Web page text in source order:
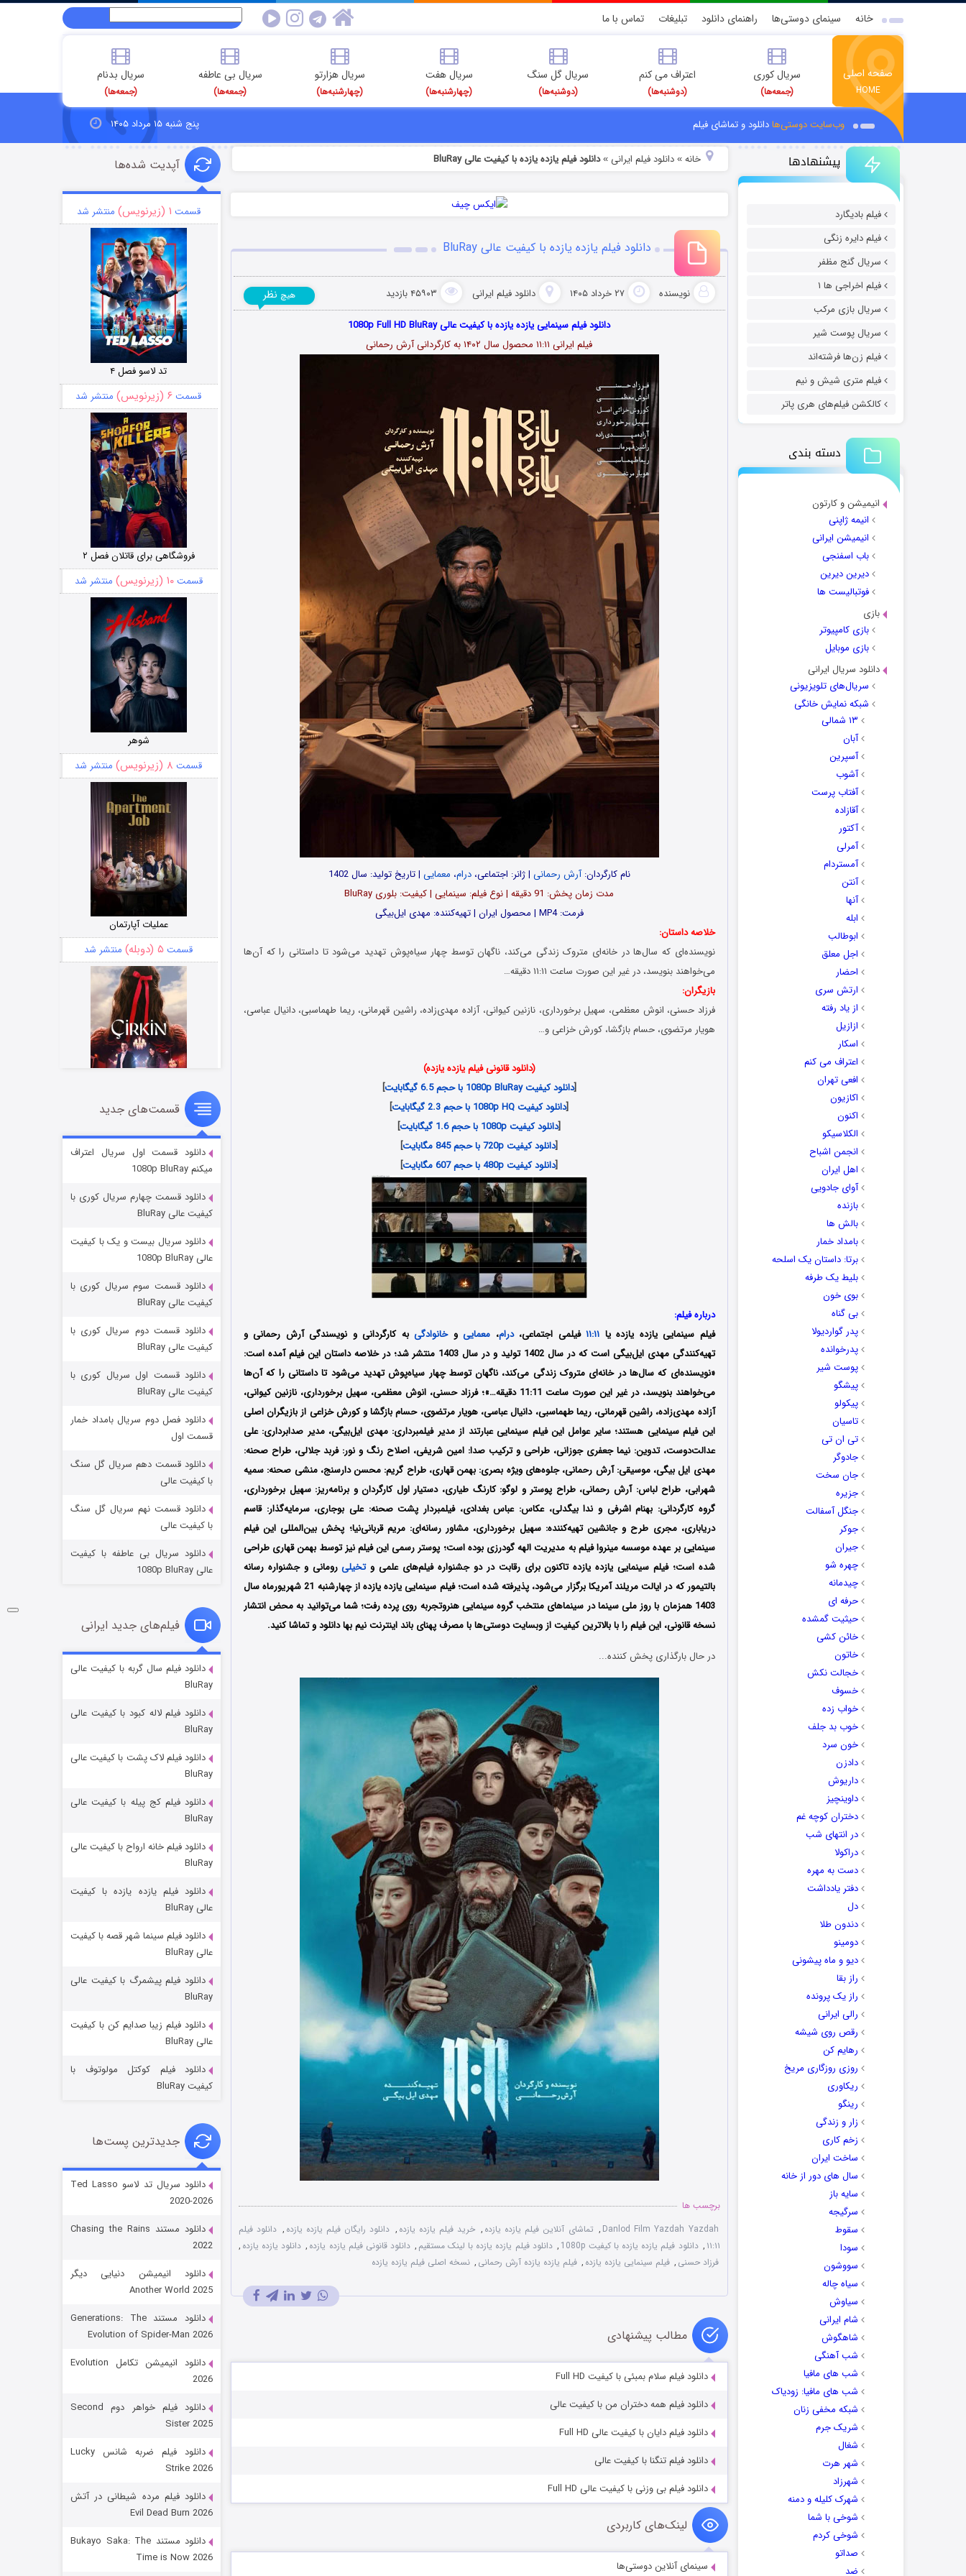
خانه سینمای دوستی‌ها راهنمای دانلود تبلیغات تماس با ما
صفحه اصلی
HOME
سریال کوری
(جمعه‌ها)
اعتراف می کنم
(دوشنبه‌ها)
سریال گل سنگ
(دوشنبه‌ها)
سریال هفت
(چهارشنبه‌ها)
سریال هزارتو
(چهارشنبه‌ها)
سریال بی عاطفه
(جمعه‌ها)
سریال بدنام
(جمعه‌ها)
وب‌سایت دوستی‌هادانلود و تماشای فیلم پنج شنبه ۱۵ مرداد ۱۴۰۵
پیشنهادها
فیلم بادیگارد
فیلم دایره زنگی
سریال گنج مظفر
فیلم اخراجی ها ۱
سریال بازی مرکب
سریال پوست شیر
فیلم زن‌ها فرشته‌اند
فیلم متری شیش و نیم
کالکشن فیلم‌های هری پاتر
دسته بندی
انیمیشن و کارتون
انیمه ژاپنی
انیمیشن ایرانی
باب اسفنجی
دیرین دیرین
فوتبالیست ها
بازی
بازی کامپیوتر
بازی موبایل
دانلود سریال ایرانی
سریال‌های تلویزیونی
شبکه نمایش خانگی
۱۳ شمالی
آبان
آسپرین
آشوب
آفتاب پرست
آقازاده
آکتور
آمرلی
آمستردام
آنتن
آنها
ابله
ابوطالب
اجل معلق
احضار
ارتش سری
از یاد رفته
ازازیل
اسکار
اعتراف می کنم
افعی تهران
اکازیون
اکنون
الکلاسیکو
انجمن اشباح
اهل ایران
آوای جادویی
بازنده
بالش ها
بامداد خمار
برتا: داستان یک اسلحه
بلیط یک‌‌ طرفه
بوی خون
بی گناه
پدر گواردیولا
پدرخوانده
پوست شیر
پیشگو
پیکولو
تاسیان
تی ان تی
جادوگر
جان سخت
جزیره
جنگل آسفالت
جوکر
جیران
چهره شو
چیدمانه
حرفه ای
حیثیت گمشده
خائن کشی
خاتون
خجالت نکش
خسوف
خواب زده
خوب بد جلف
خون سرد
دادزن
داریوش
داوینچیز
دختران کوچه غم
در انتهای شب
دراکولا
دست به مهره
دفتر یادداشت
دل
دندون طلا
دومینو
دیو و ماه پیشونی
راز بقا
راز یک پرونده
رالی ایرانی
رقص روی شیشه
رهایم کن
روزی روزگاری مریخ
ریکاوری
رینگو
زار و زندگی
زخم کاری
ساخت ایران
سال های دور از خانه
سایه باز
سرگیجه
سقوط
سودا
سووشون
سیاه چاله
سیاوش
شام ایرانی
شاهگوش
شب آهنگی
شب های مافیا
شب های مافیا: زودیاک
شبکه مخفی زنان
شریک جرم
شغال
شهر هرت
شهرزاد
شهرک کلیله و دمنه
شوخی با شما
شوخی کردم
صداتو
ضد
خانه» دانلود فیلم‌ ایرانی »دانلود فیلم یازده یازده با کیفیت عالی BluRay
دانلود فیلم یازده یازده با کیفیت عالی BluRay
نویسنده ۲۷ خرداد ۱۴۰۵ دانلود فیلم‌ ایرانی ۴۵۹۰۳ بازدید هیچ نظر
دانلود فیلم سینمایی یازده یازده با کیفیت عالی 1080p Full HD BluRay
فیلم ایرانی ۱۱:۱۱ محصول سال ۱۴۰۲ به کارگردانی آرش رحمانی
نام کارگردان:آرش رحمانی | ژانر: اجتماعی،درام، معمایی | تاریخ تولید: سال 1402
مدت‌‌ زمان پخش: 91 دقیقه | نوع فیلم: سینمایی | کیفیت: بلوری BluRay
فرمت: MP4 | محصول ایران | تهیه‎‌کننده: مهدی ایل‌بیگی
خلاصه داستان:
نویسنده‌ای که سال‌ها در خانه‌ای متروک زندگی می‌کند، ناگهان توسط چهار سیاه‌پوش تهدید می‌شود تا داستانی را که آن‌ها
می‌خواهند بنویسد، در غیر این صورت ساعت ۱۱:۱۱ دقیقه…
بازیگران:
فرزاد حسنی، انوش معظمی، سهیل برخورداری، نازنین کیوانی، آزاده مهدی‌زاده، راشین قهرمانی، ریما طهماسبی، دانیال عباسی،
هویار مرتضوی، حسام بازگشا، کورش خزاعی و…
(دانلود قانونی فیلم یازده یازده)
[دانلود کیفیت 1080p BluRay با حجم 6.5 گیگابایت
]
[دانلود کیفیت 1080p HQ با حجم 2.3 گیگابایت
]
[دانلود کیفیت 1080p با حجم 1.6 گیگابایت
]
[دانلود کیفیت 720p با حجم 845 مگابایت
]
[دانلود کیفیت 480p با حجم 607 مگابایت ]
درباره فیلم:
فیلم سینمایی یازده یازده یا ۱۱:۱۱فیلمی اجتماعی،درام، معماییوخانوادگیبه کارگردانی و نویسندگی آرش رحمانی و
تهیه‌کنندگی مهدی ایل‌بیگی است که در سال 1402 تولید و در سال 1403 منتشر شد؛ در خلاصه داستان این فیلم آمده است:
«نویسنده‌ای که سال‌ها در خانه‌ای متروک زندگی می‌کند، ناگهان توسط چهار سیاه‌پوش تهدید می‌شود تا داستانی را که آن‌ها
می‌خواهند بنویسد، در غیر این صورت ساعت 11:11 دقیقه…»؛ فرزاد حسنی، انوش معظمی، سهیل برخورداری، نازنین کیوانی،
آزاده مهدی‌زاده، راشین قهرمانی، ریما طهماسبی، دانیال عباسی، هویار مرتضوی، حسام بازگشا و کورش خزاعی از بازیگران اصلی
این فیلم سینمایی هستند؛ سایر عوامل این فیلم سینمایی عبارتند از مدیر فیلمبرداری: مهدی ایل‌بیگی، مدیر صدابرداری: علی
عدالت‌دوست، تدوین: نیما جعفری جوزانی، طراحی و ترکیب صدا: امین شریفی، اصلاح رنگ و نور: فربد جلالی، طراح صحنه:
مهدی ایل بیگی، موسیقی: آرش رحمانی، جلوه‌های ویژه بصری: بهمن قهاری، طراح گریم: محسن دارسنج، منشی صحنه: سمیه
شهرابی، طراح لباس: آرش رحمانی، طراح پوستر و لوگو: کارنگ طیاری، دستیار اول کارگردان و برنامه‌ریز: سهیل برخورداری،
گروه کارگردانی: بهنام اشرفی و ندا بیگدلی، عکاس: عباس بغدادی، فیلمبردار پشت صحنه: علی بوجاری، سرمایه‌گذار: قاسم
دریاباری، مجری طرح و جانشین تهیه‌کننده: سهیل برخورداری، مشاور رسانه‌ای: مریم قربانی‌نیا؛ پخش بین‌المللی این فیلم
سینمایی بر عهده موسسه مینروا فیلم به مدیریت الهه گودرزی بوده است؛ پوستر رسمی این فیلم نیز توسط بهمن قهاری طراحی
شده است؛ فیلم سینمایی یازده یازده تاکنون برای رقابت در دو جشنواره فیلم‌های علمی وتخیلیرومانی و جشنواره رسانه
بالتیمور که در ایالت مریلند آمریکا برگزار می‌شود، پذیرفته شده است؛ فیلم سینمایی یازده یازده از چهارشنبه 21 شهریورماه سال
1403 همزمان با روز ملی سینما در سینماهای منتخب گروه سینمایی هنروتجربه روی پرده رفت؛ شما می‌توانید به محض انتشار
نسخه قانونی، این فیلم را با بالاترین کیفیت از وبسایت دوستی‌ها با مصرف پهنای باند اینترنت نیم بها دانلود و تماشا کنید.
در حال بارگذاری پخش کننده...
برچسب ها
Danlod Film Yazdah Yazdah
, تماشای آنلاین فیلم یازده یازده , خرید فیلم یازده یازده , دانلود رایگان فیلم یازده یازده , دانلود فیلم
۱۱:۱۱ , دانلود فیلم یازده یازده با کیفیت 1080p , دانلود فیلم یازده یازده با لینک مستقیم , دانلود قانونی فیلم یازده یازده , دانلود یازده یازده ,
فرزاد حسنی , فیلم سینمایی یازده یازده , فیلم یازده یازده آرش رحمانی , نسخه اصلی فیلم یازده یازده
مطالب پیشنهادی
دانلود فیلم سلام بمبئی با کیفیت Full HD
دانلود فیلم همه دختران من با کیفیت عالی
دانلود فیلم دایان با کیفیت عالی Full HD
دانلود فیلم تنگنا با کیفیت عالی
دانلود فیلم بی وزنی با کیفیت عالی Full HD
لینک‌های کاربردی
سینمای آنلاین دوستی‌ها
آپدیت شده‌ها
قسمت ۱ (زیرنویس) منتشر شد
تد لاسو فصل ۴
قسمت ۶ (زیرنویس) منتشر شد
فروشگاهی برای قاتلان فصل ۲
قسمت۱۰ (زیرنویس) منتشر شد
شوهر
قسمت ۸ (زیرنویس) منتشر شد
عملیات آپارتمان
قسمت ۵ (دوبله) منتشر شد
سریال زشت
قسمت۲ (زیرنویس) منتشر شد
مردگان متحرک: شهر مرده ۳
شکست استوارت در نجات جهان
قسمت ۷ (زیرنویس) منتشر شد
شوگر فصل ۲
قسمت
خاندان اژدها فصل ۳
جادوگری در مغولستان
قسمت
رویایی برای تو
قسمت
قسمت‌های جدید
دانلود قسمت اول سریال اعتراف
میکنم 1080p BluRay
دانلود قسمت چهارم سریال کوری با
کیفیت عالی BluRay
دانلود سریال بیست و یک با کیفیت
عالی 1080p BluRay
دانلود قسمت سوم سریال کوری با
کیفیت عالی BluRay
دانلود قسمت دوم سریال کوری با
کیفیت عالی BluRay
دانلود قسمت اول سریال کوری با
کیفیت عالی BluRay
دانلود فصل دوم سریال بامداد خمار
قسمت اول
دانلود قسمت دهم سریال گل سنگ
با کیفیت عالی
دانلود قسمت نهم سریال گل سنگ
با کیفیت عالی
دانلود سریال بی عاطفه با کیفیت
عالی 1080p BluRay
فیلم‌های جدید ایرانی
دانلود فیلم سال گربه با کیفیت عالی
BluRay
دانلود فیلم لاله کبود با کیفیت عالی
BluRay
دانلود فیلم لاک پشت با کیفیت عالی
BluRay
دانلود فیلم کج‌ پیله با کیفیت عالی
BluRay
دانلود فیلم خانه ارواح با کیفیت عالی
BluRay
دانلود فیلم یازده یازده با کیفیت
عالی BluRay
دانلود فیلم سینما شهر قصه با کیفیت
عالی BluRay
دانلود فیلم پیشمرگ با کیفیت عالی
BluRay
دانلود فیلم زیبا صدایم کن با کیفیت
عالی BluRay
دانلود فیلم کوکتل مولوتوف با
کیفیت BluRay
جدیدترین پست‌ها
دانلود سریال تد لاسو Ted Lasso
2020-2026
دانلود مستند Chasing the Rains
2022
دانلود انیمیشن دنیایی دیگر
Another World 2025
دانلود مستند Generations: The
Evolution of Spider-Man 2026
دانلود انیمیشن تکامل Evolution
2026
دانلود فیلم خواهر دوم Second
Sister 2025
دانلود فیلم ضربه شانس Lucky
Strike 2026
دانلود فیلم مرده شیطانی در آتش
Evil Dead Burn 2026
دانلود مستند Bukayo Saka: The
Time is Now 2026